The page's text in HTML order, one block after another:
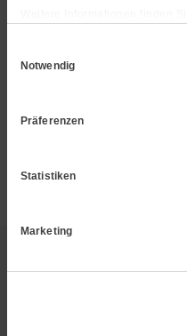
Notwendig
Präferenzen
Statistiken
Marketing
lebensmittelecht, so findet
der Getränkeindustrie und